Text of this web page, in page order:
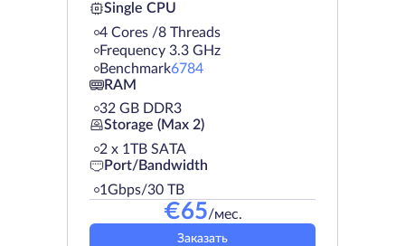
Single CPU
4 Cores /8 Threads
Frequency 3.3 GHz
Benchmark6784
RAM
32 GB DDR3
Storage (Max 2)
2 х 1TB SATA
Port/Bandwidth
1Gbps/30 TB
€65/мес.
Заказать